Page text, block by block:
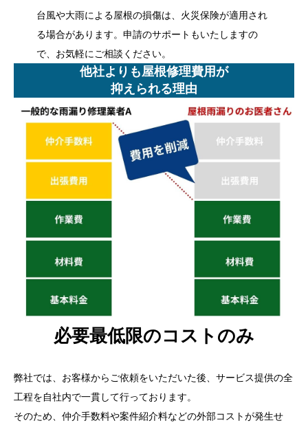
台風や大雨による屋根の損傷は、火災保険が適用され
る場合があります。申請のサポートもいたしますの
で、お気軽にご相談ください。
他社よりも屋根修理費用が
抑えられる理由
必要最低限のコストのみ
弊社では、お客様からご依頼をいただいた後、サービス提供の全
工程を自社内で一貫して行っております。
そのため、仲介手数料や案件紹介料などの外部コストが発生せ